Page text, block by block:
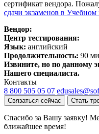
сертификат вендора.
сдачи экзаменов в
Вендор:
Центр тестирования:
Язык: английский
Продолжительность: 90
Извините, но по данному
Нашего специалиста.
Контакты
8 800 505 05 07
Связаться сейчас Стать
Спасибо за Вашу заявку!
ближайшее время!